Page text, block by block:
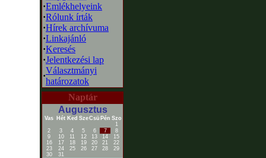
·Emlékhelyeink
·Rólunk írták
·Hírek archívuma
·Linkajánló
·Keresés
·Jelentkezési lap
·
Választmányi
határozatok
Naptár
Augusztus
Vas Hét Ked SzeCsü Pén Szo
1
2
3 4 5 6 7
8
9
10 11 12 13 14
15
16
17 18 19 20 21
22
23
24 25 26 27 28
29
30
31